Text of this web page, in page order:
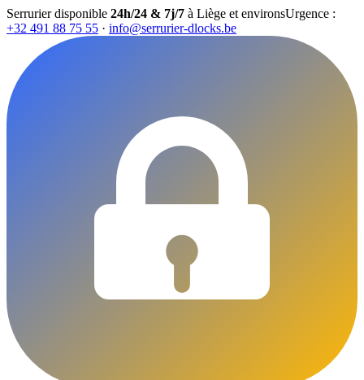
Serrurier disponible 24h/24 & 7j/7 à Liège et environsUrgence :
+32 491 88 75 55 · info@serrurier-dlocks.be